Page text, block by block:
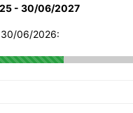
- 30/06/2027
30/06/2026: